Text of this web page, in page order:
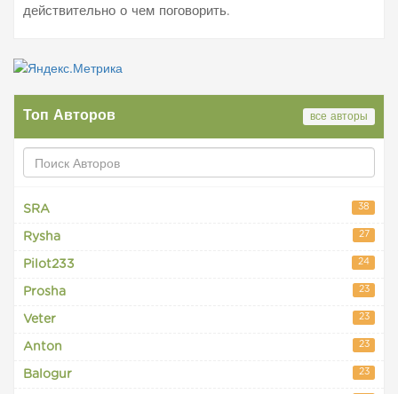
действительно о чем поговорить.
Топ Авторов все авторы
SRA 38
Rysha 27
Pilot233 24
Prosha 23
Veter 23
Anton 23
Balogur 23